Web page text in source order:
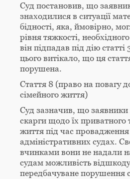
Суд постановив, що
знаходилися в ситуації
бідності, яка, ймовірно,
рівня тяжкості,
він підпадав під дію статті
цього витікало, що ця
порушена.
Стаття 8 (право на повагу
сімейного життя)
Суд зазначив, що
скарги щодо їх приватного
життя під час
адміністративних судах.
вчинками вони не надали
судам можливість
передбачуване порушення